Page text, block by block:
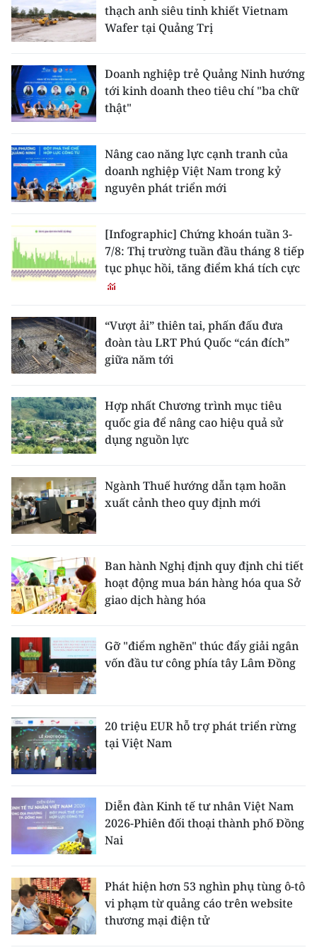
thạch anh siêu tinh khiết Vietnam
Wafer tại Quảng Trị
Doanh nghiệp trẻ Quảng Ninh hướng
tới kinh doanh theo tiêu chí "ba chữ
thật"
Nâng cao năng lực cạnh tranh của
doanh nghiệp Việt Nam trong kỷ
nguyên phát triển mới
[Infographic] Chứng khoán tuần 3-
7/8: Thị trường tuần đầu tháng 8 tiếp
tục phục hồi, tăng điểm khá tích cực
“Vượt ải” thiên tai, phấn đấu đưa
đoàn tàu LRT Phú Quốc “cán đích”
giữa năm tới
Hợp nhất Chương trình mục tiêu
quốc gia để nâng cao hiệu quả sử
dụng nguồn lực
Ngành Thuế hướng dẫn tạm hoãn
xuất cảnh theo quy định mới
Ban hành Nghị định quy định chi tiết
hoạt động mua bán hàng hóa qua Sở
giao dịch hàng hóa
Gỡ "điểm nghẽn" thúc đẩy giải ngân
vốn đầu tư công phía tây Lâm Đồng
20 triệu EUR hỗ trợ phát triển rừng
tại Việt Nam
Diễn đàn Kinh tế tư nhân Việt Nam
2026-Phiên đối thoại thành phố Đồng
Nai
Phát hiện hơn 53 nghìn phụ tùng ô-tô
vi phạm từ quảng cáo trên website
thương mại điện tử